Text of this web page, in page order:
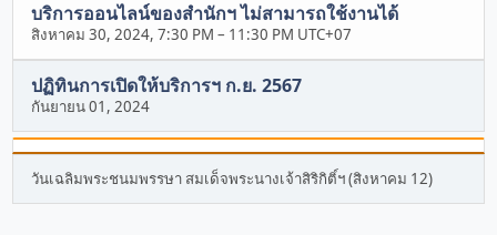
บริการออนไลน์ของสำนักฯ ไม่สามารถใช้งานได้
สิงหาคม 30, 2024, 7:30 PM – 11:30 PM UTC+07
ปฏิทินการเปิดให้บริการฯ ก.ย. 2567
กันยายน 01, 2024
วันเฉลิมพระชนมพรรษา สมเด็จพระนางเจ้าสิริกิติ์ฯ (สิงหาคม 12)